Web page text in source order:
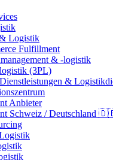
Logistik
Fulfillment
& -logistik
(3PL)
&
Anbieter
Schweiz /